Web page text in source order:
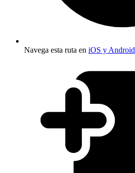
Navega esta ruta en iOS y Android